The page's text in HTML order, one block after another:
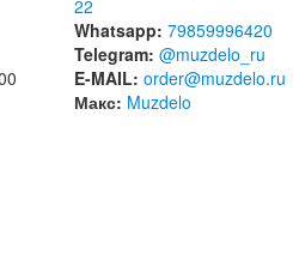
22
Whatsapp: 79859996420
Telegram: @muzdelo_ru
E-MAIL: order@muzdelo.ru
Макс: Muzdelo